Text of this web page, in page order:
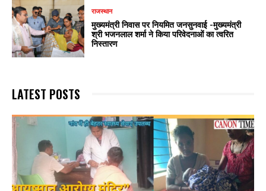
राजस्थान
मुख्यमंत्री निवास पर नियमित जनसुनवाई -मुख्यमंत्री
श्री भजनलाल शर्मा ने किया परिवेदनाओं का त्वरित
निस्तारण
LATEST POSTS